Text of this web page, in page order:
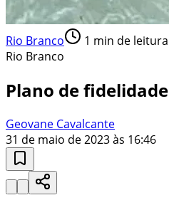
Rio Branco 1 min de leitura
Rio Branco
Plano de fidelidade
Geovane Cavalcante
31 de maio de 2023 às 16:46